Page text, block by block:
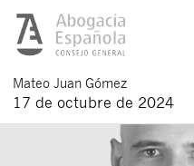
Mateo Juan Gómez
17 de octubre de 2024